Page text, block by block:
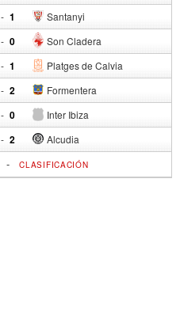
- Santanyi
1
- Son Cladera
0
- Platges de Calvia
1
- Formentera
2
- Inter Ibiza
0
- Alcudia
2
-CLASIFICACIÓN